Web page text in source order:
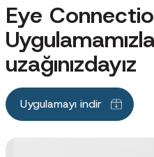
Eye
uzağınızdayız
Uygulamayı indir